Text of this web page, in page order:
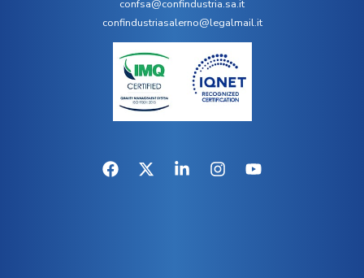
confsa@confindustria.sa.it
confindustriasalerno@legalmail.it